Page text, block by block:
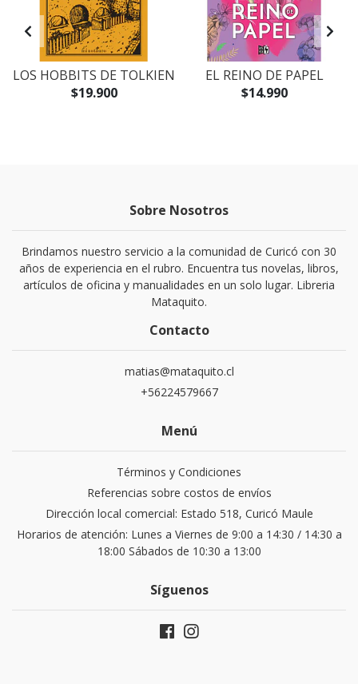
LOS HOBBITS DE TOLKIEN
$19.900
EL REINO DE PAPEL
$14.990
Sobre Nosotros
Brindamos nuestro servicio a la comunidad de Curicó con 30
años de experiencia en el rubro. Encuentra tus novelas, libros,
artículos de oficina y manualidades en un solo lugar. Libreria
Mataquito.
Contacto
matias@mataquito.cl
+56224579667
Menú
Términos y Condiciones
Referencias sobre costos de envíos
Dirección local comercial: Estado 518, Curicó Maule
Horarios de atención: Lunes a Viernes de 9:00 a 14:30 / 14:30 a
18:00 Sábados de 10:30 a 13:00
Síguenos